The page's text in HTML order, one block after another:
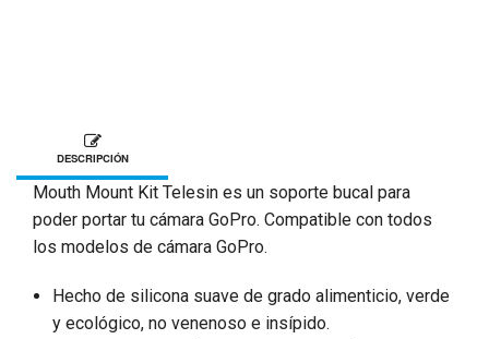
DESCRIPCIÓN
Mouth Mount Kit Telesin es un soporte bucal para
poder portar tu cámara GoPro. Compatible con todos
los modelos de cámara GoPro.
Hecho de silicona suave de grado alimenticio, verde
y ecológico, no venenoso e insípido.